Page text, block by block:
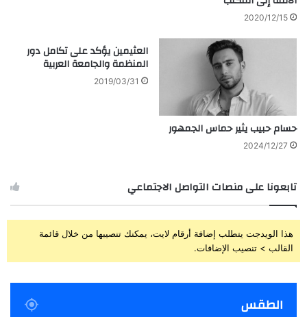
2020/12/15
حسام حبيب يثير حماس الجمهور
2024/12/27
العثيمين يؤكد على تكامل دور
المنظمة والجامعة العربية
2019/03/31
تابعونا على منصات التواصل الاجتماعي
هذا الويدجت يتطلب إضافة أرقام لايت، يمكنك تنصيبها من خلال قائمة
القالب > تنصيب الإضافات.
الطقس